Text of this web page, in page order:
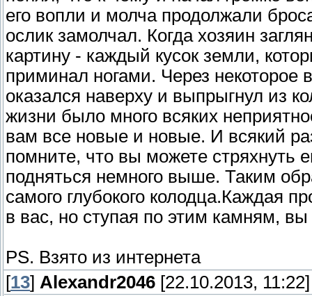
его вопли и молча продолжали
ослик замолчал. Когда хозяин
картину - каждый кусок земли,
приминал ногами. Через
оказался наверху и выпрыгнул из
жизни было много всяких
вам все новые и новые. И всякий
помните, что вы можете стряхнуть
подняться немного выше. Таким
самого глубокого колодца.Каждая
в вас, но ступая по этим камням,
PS. Взято из интернета
[13] Alexandr2046 [22.10.2013, 11:22]